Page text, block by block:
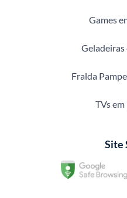
Games
Fralda
TVs
Site